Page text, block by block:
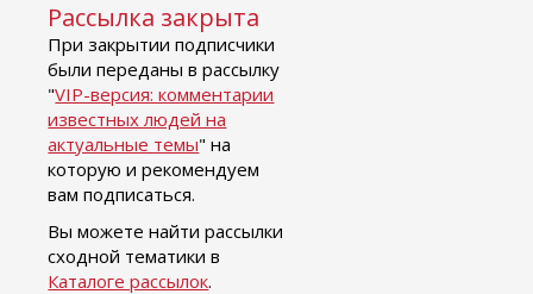
Рассылка закрыта
При закрытии подписчики
были переданы в рассылку
"VIP-версия: комментарии
известных людей на
актуальные темы" на
которую и рекомендуем
вам подписаться.
Вы можете найти рассылки
сходной тематики в
Каталоге рассылок.